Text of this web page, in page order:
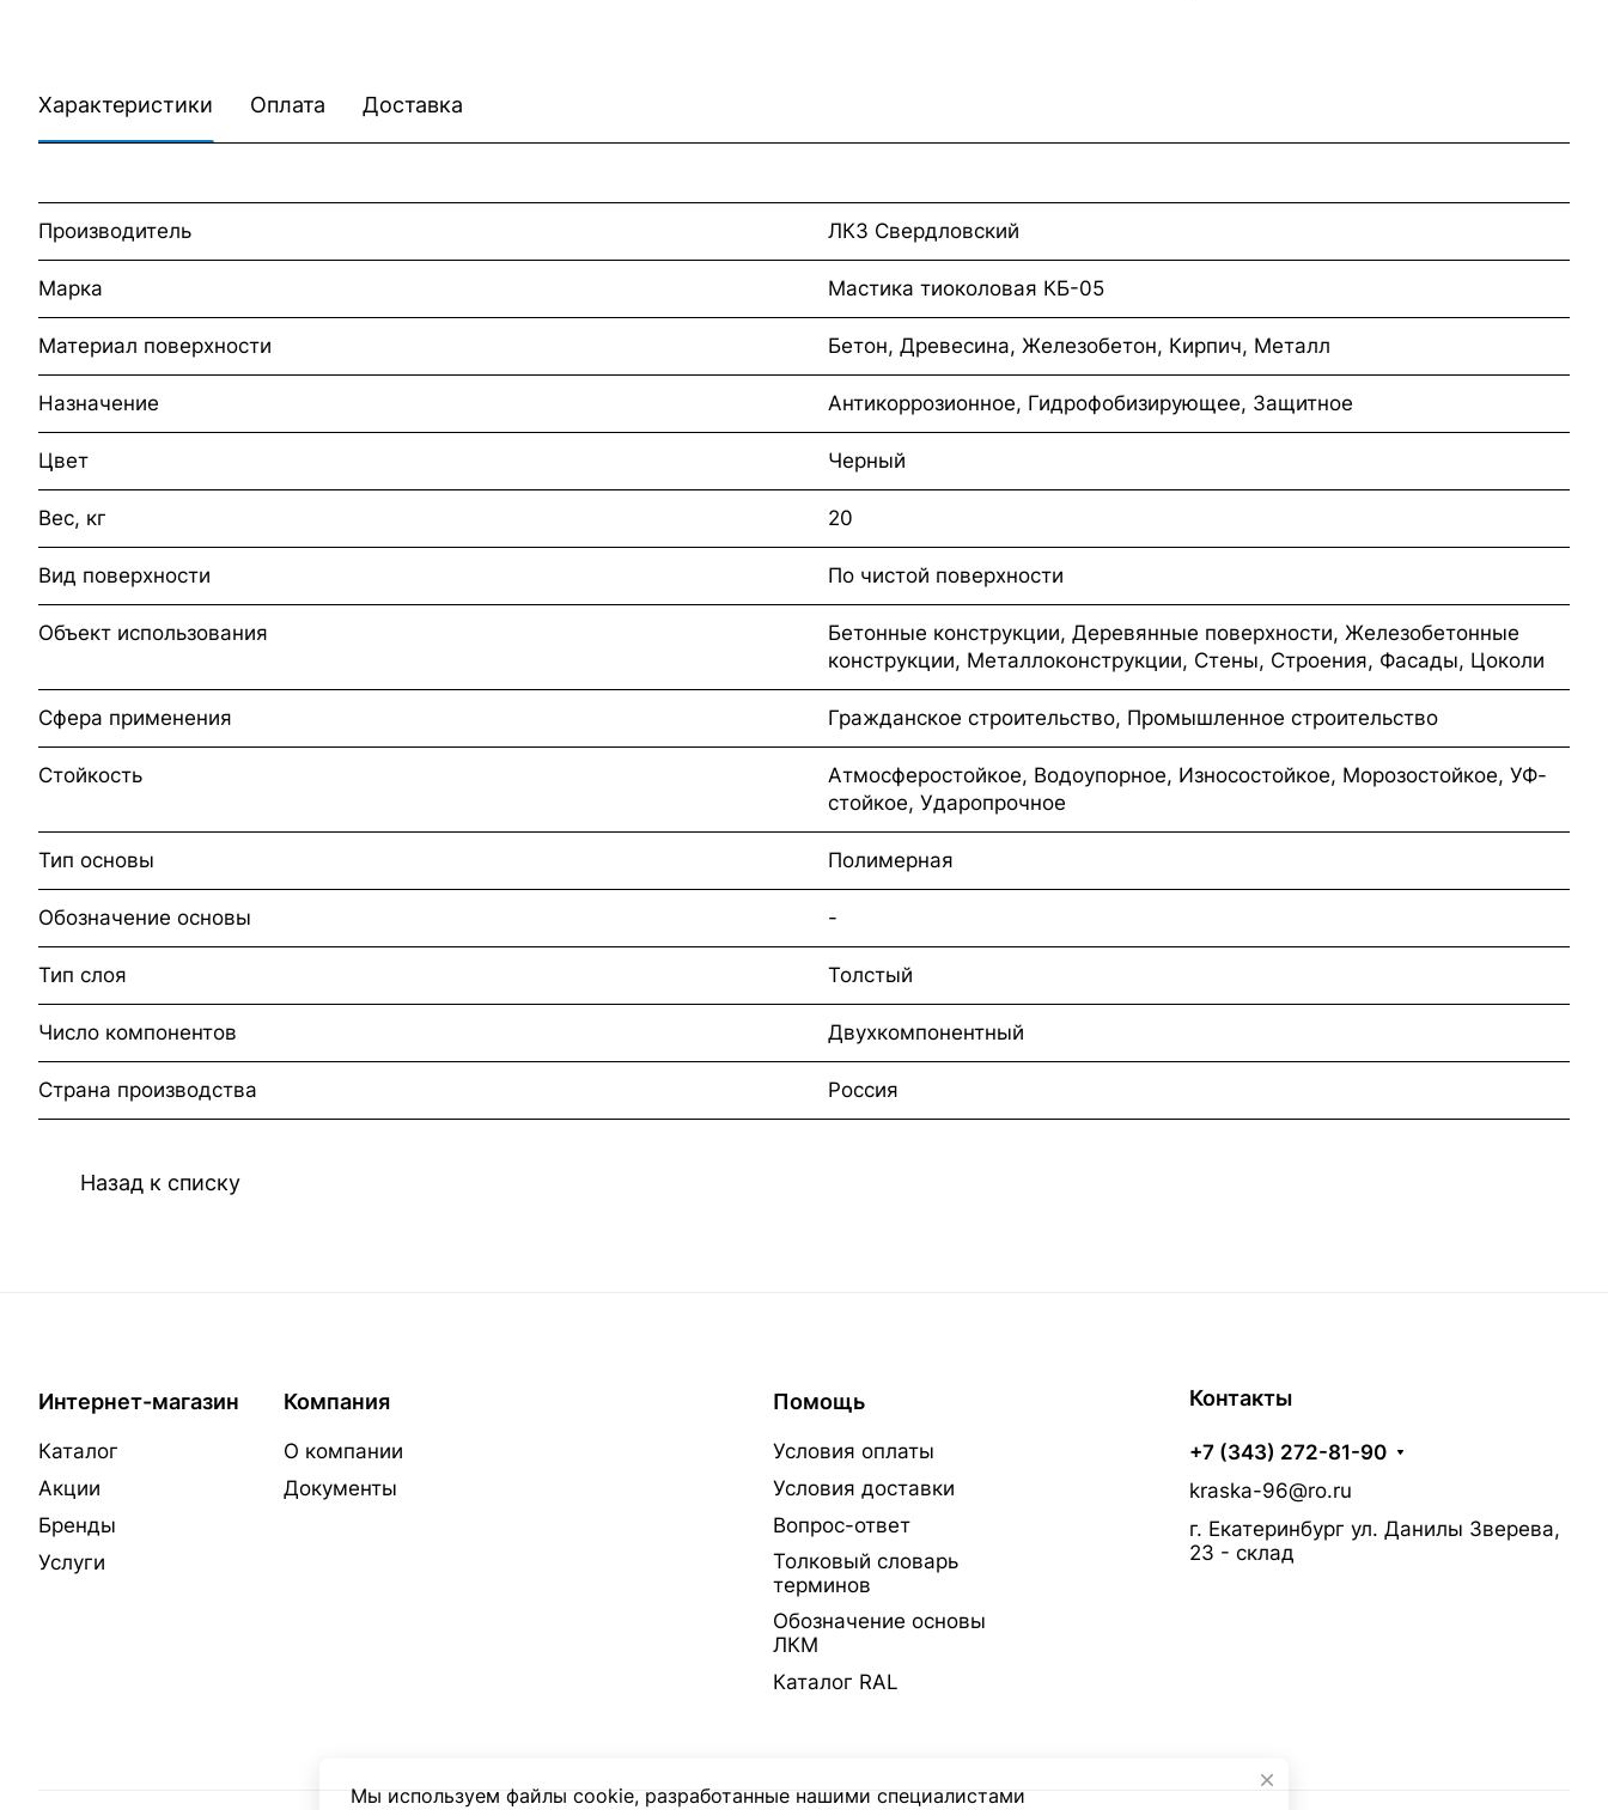
Характеристики Оплата Доставка
Производитель ЛКЗ Свердловский
Марка Мастика тиоколовая КБ-05
Материал поверхности Бетон, Древесина, Железобетон, Кирпич, Металл
Назначение Антикоррозионное, Гидрофобизирующее, Защитное
Цвет Черный
Вес, кг 20
Вид поверхности По чистой поверхности
Объект использования
Бетонные конструкции, Деревянные поверхности, Железобетонные
конструкции, Металлоконструкции, Стены, Строения, Фасады, Цоколи
Сфера применения Гражданское строительство, Промышленное строительство
Стойкость
Атмосферостойкое, Водоупорное, Износостойкое, Морозостойкое, УФ-
стойкое, Ударопрочное
Тип основы Полимерная
Обозначение основы -
Тип слоя Толстый
Число компонентов Двухкомпонентный
Страна производства Россия
Назад к списку
Интернет-магазин
Каталог
Акции
Бренды
Услуги
Компания
О компании
Документы
Помощь
Условия оплаты
Условия доставки
Вопрос-ответ
Толковый словарь
терминов
Обозначение основы
ЛКМ
Каталог RAL
Контакты
+7 (343) 272-81-90
kraska-96@ro.ru
г. Екатеринбург ул. Данилы Зверева,
23 - склад
Мы используем файлы cookie, разработанные нашими специалистами